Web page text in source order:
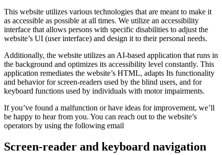
This website utilizes various technologies that are meant to make it
as accessible as possible at all times. We utilize an accessibility
interface that allows persons with specific disabilities to adjust the
website’s UI (user interface) and design it to their personal needs.
Additionally, the website utilizes an AI-based application that runs in
the background and optimizes its accessibility level constantly. This
application remediates the website’s HTML, adapts Its functionality
and behavior for screen-readers used by the blind users, and for
keyboard functions used by individuals with motor impairments.
If you’ve found a malfunction or have ideas for improvement, we’ll
be happy to hear from you. You can reach out to the website’s
operators by using the following email
Screen-reader and keyboard navigation